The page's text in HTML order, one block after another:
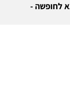
לחופשה -